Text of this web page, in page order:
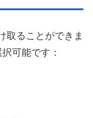
取ることができま
可能です：